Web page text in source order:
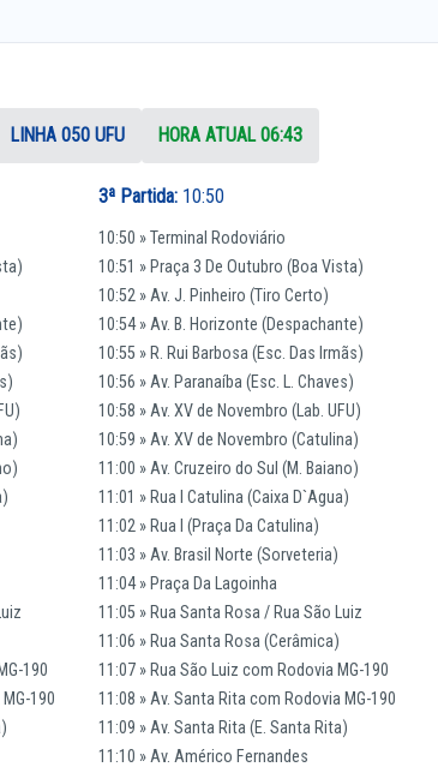
LINHA 050 UFU HORA ATUAL06:43
190
190
3ª Partida: 10:50
10:50 » Terminal Rodoviário
10:51 » Praça 3 De Outubro (Boa Vista)
10:52 » Av. J. Pinheiro (Tiro Certo)
10:54 » Av. B. Horizonte (Despachante)
10:55 » R. Rui Barbosa (Esc. Das Irmãs)
10:56 » Av. Paranaíba (Esc. L. Chaves)
10:58 » Av. XV de Novembro (Lab. UFU)
10:59 » Av. XV de Novembro (Catulina)
11:00 » Av. Cruzeiro do Sul (M. Baiano)
11:01 » Rua I Catulina (Caixa D`Agua)
11:02 » Rua I (Praça Da Catulina)
11:03 » Av. Brasil Norte (Sorveteria)
11:04 » Praça Da Lagoinha
11:05 » Rua Santa Rosa / Rua São Luiz
11:06 » Rua Santa Rosa (Cerâmica)
11:07 » Rua São Luiz com Rodovia MG-190
11:08 » Av. Santa Rita com Rodovia MG-190
11:09 » Av. Santa Rita (E. Santa Rita)
11:10 » Av. Américo Fernandes